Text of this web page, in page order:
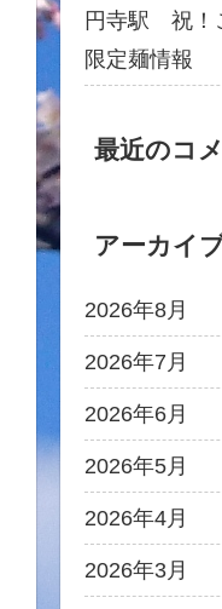
円寺駅 祝！
限定麺情報
最近のコ
アーカイ
2026年8月
2026年7月
2026年6月
2026年5月
2026年4月
2026年3月